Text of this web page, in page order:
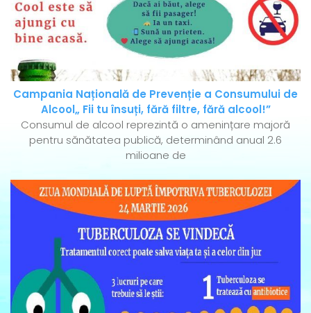
Campania Națională de Prevenție a Consumului de
Alcool„ Fii tu însuți, fără filtre, fără alcool!”
Consumul de alcool reprezintă o amenințare majoră
pentru sănătatea publică, determinând anual 2.6
milioane de